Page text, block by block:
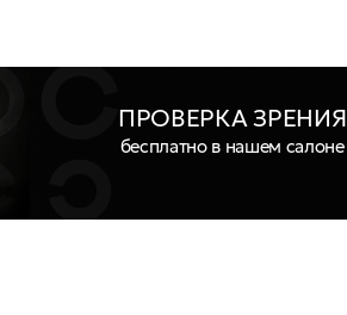
ПРОВЕРКА ЗРЕНИЯ
бесплатно в нашем салоне